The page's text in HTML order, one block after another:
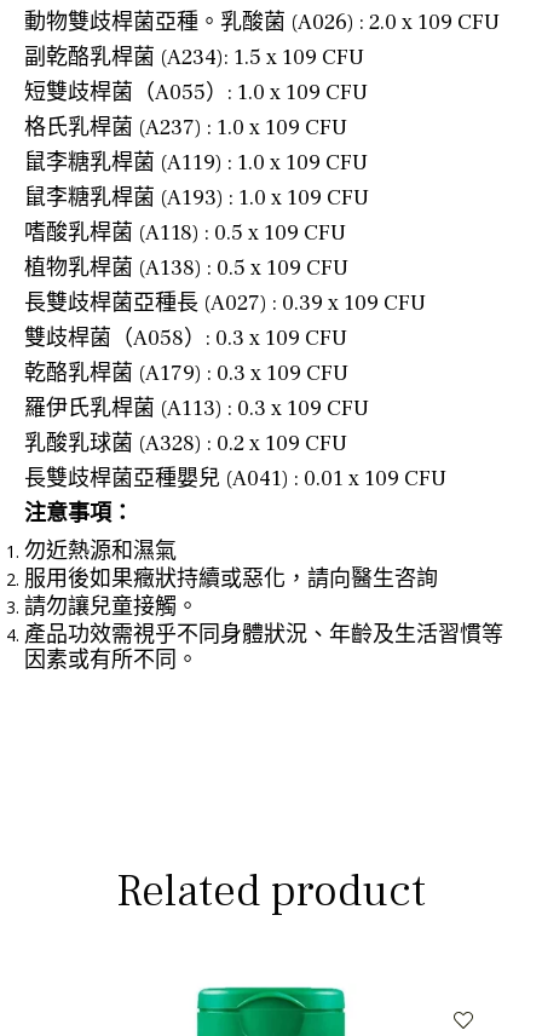
動物雙歧桿菌亞種。乳酸菌 (A026) : 2.0 x 109 CFU
副乾酪乳桿菌 (A234): 1.5 x 109 CFU
短雙歧桿菌（A055）: 1.0 x 109 CFU
格氏乳桿菌 (A237) : 1.0 x 109 CFU
鼠李糖乳桿菌 (A119) : 1.0 x 109 CFU
鼠李糖乳桿菌 (A193) : 1.0 x 109 CFU
嗜酸乳桿菌 (A118) : 0.5 x 109 CFU
植物乳桿菌 (A138) : 0.5 x 109 CFU
長雙歧桿菌亞種長 (A027) : 0.39 x 109 CFU
雙歧桿菌（A058）: 0.3 x 109 CFU
乾酪乳桿菌 (A179) : 0.3 x 109 CFU
羅伊氏乳桿菌 (A113) : 0.3 x 109 CFU
乳酸乳球菌 (A328) : 0.2 x 109 CFU
長雙歧桿菌亞種嬰兒 (A041) : 0.01 x 109 CFU
注意事項：
勿近熱源和濕氣
服用後如果癥狀持續或惡化，請向醫生咨詢
請勿讓兒童接觸。
產品功效需視乎不同身體狀況、年齡及生活習慣等
因素或有所不同。
Related product